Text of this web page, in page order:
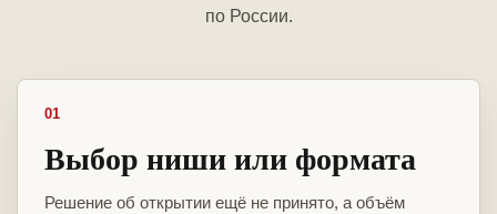
по России.
01
Выбор ниши или формата
Решение об открытии ещё не принято, а объём